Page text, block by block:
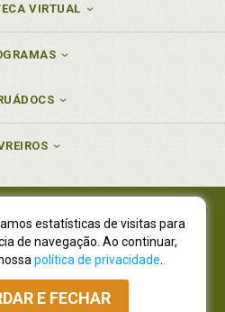
VIRTUAL
CNPJ 77.535.508/0001-19
CNPJ 01.701.561/0001-80
Dallegrave, 7665, São Lourenço |
- CEP 82210-310
|Vendas Atacado: (41) 4009-3939
estatísticas de visitas para
de navegação. Ao continuar,
política de privacidade
E FECHAR